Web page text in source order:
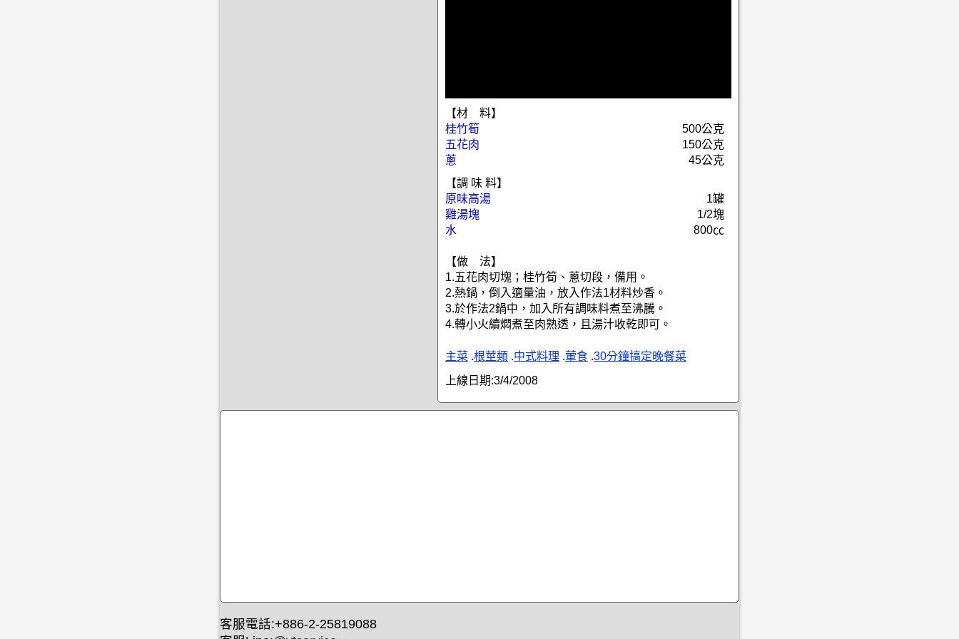
【材 料】
桂竹筍
500公克
五花肉
150公克
蔥
45公克
【調 味 料】
原味高湯
1罐
雞湯塊
1/2塊
水
800㏄
【做 法】
1.五花肉切塊；桂竹筍、蔥切段，備用。
2.熱鍋，倒入適量油，放入作法1材料炒香。
3.於作法2鍋中，加入所有調味料煮至沸騰。
4.轉小火續燜煮至肉熟透，且湯汁收乾即可。
主菜 .根莖類 .中式料理 .葷食 .30分鐘搞定晚餐菜
上線日期:3/4/2008
客服電話:+886-2-25819088